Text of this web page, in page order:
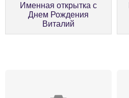
Именная открытка с
Днем Рождения
Виталий